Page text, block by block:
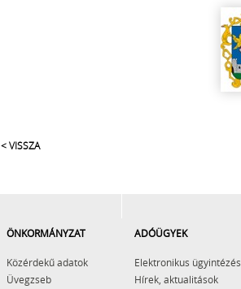
< VISSZA
ÖNKORMÁNYZAT
Közérdekű adatok
Üvegzseb
ADÓÜGYEK
Elektronikus ügyintézés
Hírek, aktualitások